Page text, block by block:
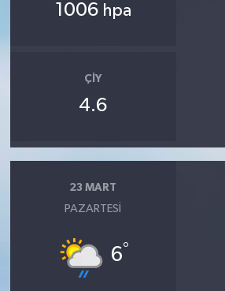
1006 hpa
ÇIY
4.6
23 MART
PAZARTESI
6°